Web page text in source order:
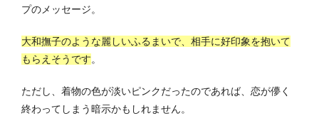
プのメッセージ。
大和撫子のような麗しいふるまいで、相手に好印象を抱いて
もらえそうです。
ただし、着物の色が淡いピンクだったのであれば、恋が儚く
終わってしまう暗示かもしれません。